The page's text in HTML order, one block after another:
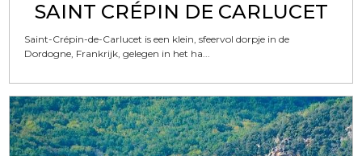
SAINT CRÉPIN DE CARLUCET
Saint-Crépin-de-Carlucet is een klein, sfeervol dorpje in de
Dordogne, Frankrijk, gelegen in het ha...